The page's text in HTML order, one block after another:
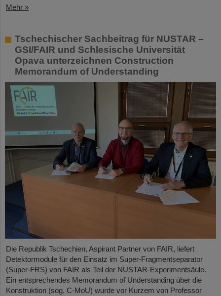
Mehr »
Tschechischer Sachbeitrag für NUSTAR –
GSI/FAIR und Schlesische Universität
Opava unterzeichnen Construction
Memorandum of Understanding
Die Republik Tschechien, Aspirant Partner von FAIR, liefert
Detektormodule für den Einsatz im Super-Fragmentseparator
(Super-FRS) von FAIR als Teil der NUSTAR-Experimentsäule.
Ein entsprechendes Memorandum of Understanding über die
Konstruktion (sog. C-MoU) wurde vor Kurzem von Professor